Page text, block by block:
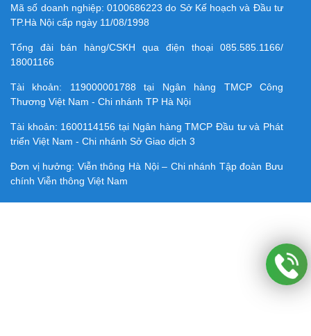
Mã số doanh nghiệp:0100686223 do Sở Kế hoạch và Đầu tư
TP.Hà Nội cấp ngày 11/08/1998
Tổng đài bán hàng/CSKH qua điện thoại 085.585.1166/
18001166
Tài khoản: 119000001788 tại Ngân hàng TMCP Công
Thương Việt Nam - Chi nhánh TP Hà Nội
Tài khoản: 1600114156 tại Ngân hàng TMCP Ðầu tư và Phát
triển Việt Nam - Chi nhánh Sở Giao dịch 3
Đơn vị hưởng: Viễn thông Hà Nội – Chi nhánh Tập đoàn Bưu
chính Viễn thông Việt Nam